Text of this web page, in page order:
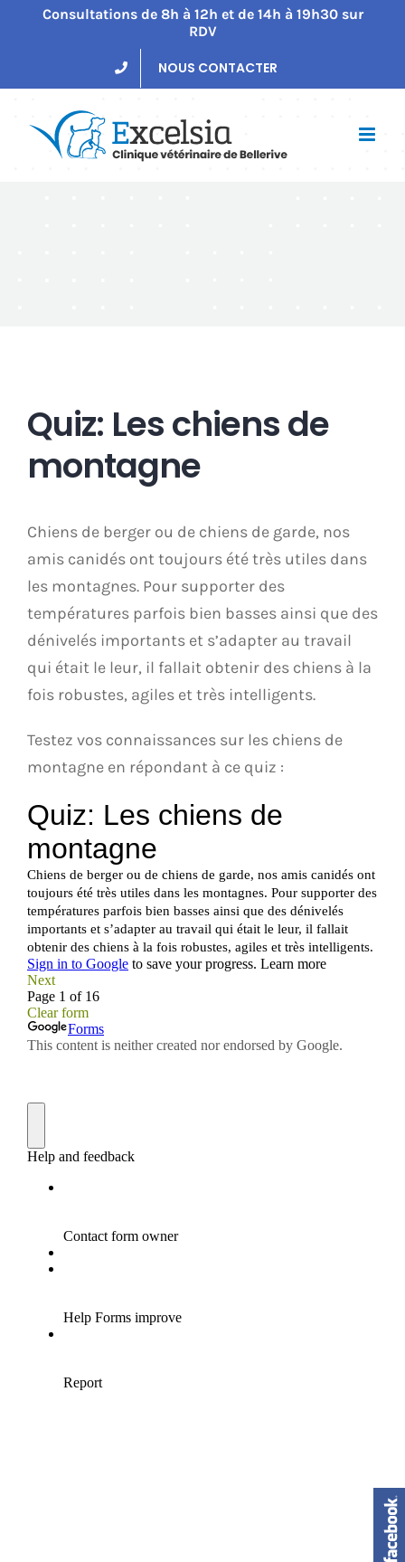
PasserConsultations de 8h à 12h et de 14h à 19h30 sur
RDV
NOUS CONTACTER
Quiz: Les chiens de
montagne
Chiens de berger ou de chiens de garde, nos
amis canidés ont toujours été très utiles dans
les montagnes. Pour supporter des
températures parfois bien basses ainsi que des
dénivelés importants et s’adapter au travail
qui était le leur, il fallait obtenir des chiens à la
fois robustes, agiles et très intelligents.
Testez vos connaissances sur les chiens de
montagne en répondant à ce quiz :